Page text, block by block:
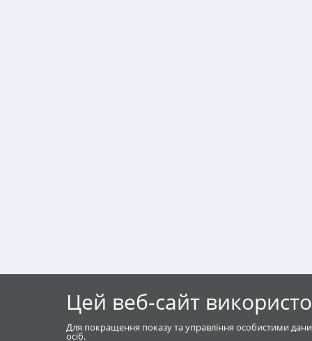
Цей веб-сайт
Для покращення показу та управління особистими
осіб.